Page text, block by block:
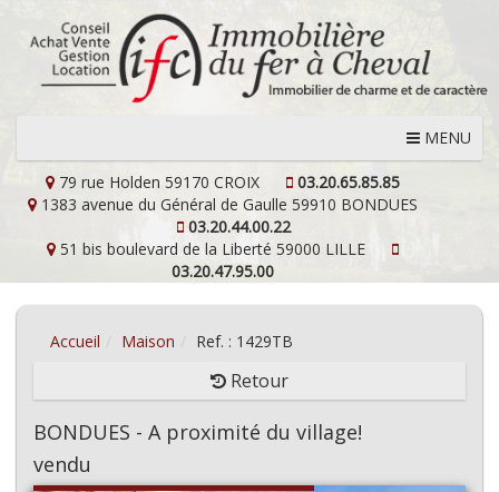
MENU
79 rue Holden 59170 CROIX
03.20.65.85.85
1383 avenue du Général de Gaulle 59910 BONDUES
03.20.44.00.22
51 bis boulevard de la Liberté 59000 LILLE
03.20.47.95.00
Accueil Maison Ref. : 1429TB
Retour
BONDUES - A proximité du village!
vendu